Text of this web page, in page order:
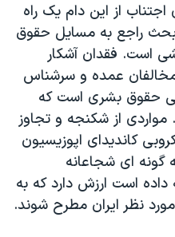
از اين دام يک راه
بحث راجع به مسایل حقوق
است. فقدان آشکار
عمده و سرشناس
حقوق بشری است که
مواردی از شکنجه و تجاوز
کانديدای اپوزيسيون
گونه ای شجاعانه
داده است ارزش دارد که به
نظر ايران مطرح شوند.